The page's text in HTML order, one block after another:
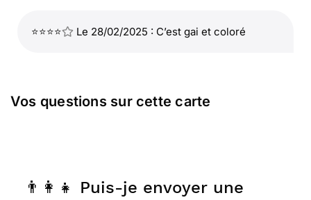
⭐⭐⭐⭐ Le 28/02/2025 : C’est gai et coloré
Vos questions sur cette carte
👨‍👩‍👧 Puis-je envoyer une